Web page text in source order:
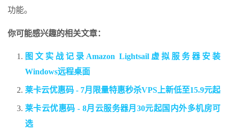
功能。
你可能感兴趣的相关文章：
图文实战记录Amazon Lightsail虚拟服务器安装
Windows远程桌面
莱卡云优惠码 - 7月限量特惠秒杀VPS上新低至15.9元起
莱卡云优惠码 - 8月云服务器月30元起国内外多机房可
选